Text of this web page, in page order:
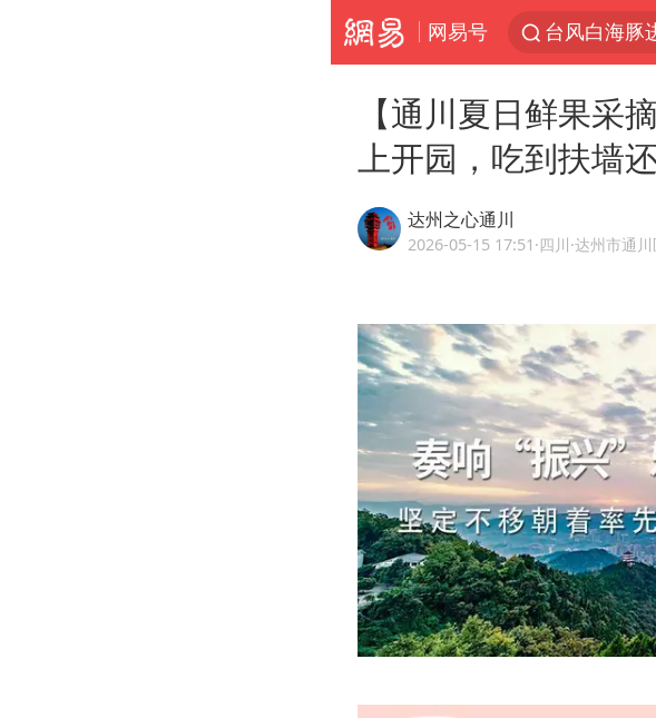
网易号
台风白海豚
以“新”破局
佛得角门将
中方回应是
看守所辅警
五粮液渠道
CIA被曝已
U17国足1
泰国一女公
法国下周开
村民谈“梅姨
“深圳地面
外交部发言
感觉全东北
多地要求领
【通川夏日鲜果采
上开园，吃到扶墙
达州之心通川
2026-05-15 17:51 ·四川·达州市通